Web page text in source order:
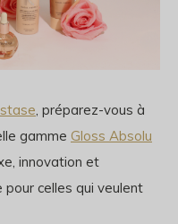
, préparez-vous à
gamme Gloss Absolu
innovation et
celles qui veulent